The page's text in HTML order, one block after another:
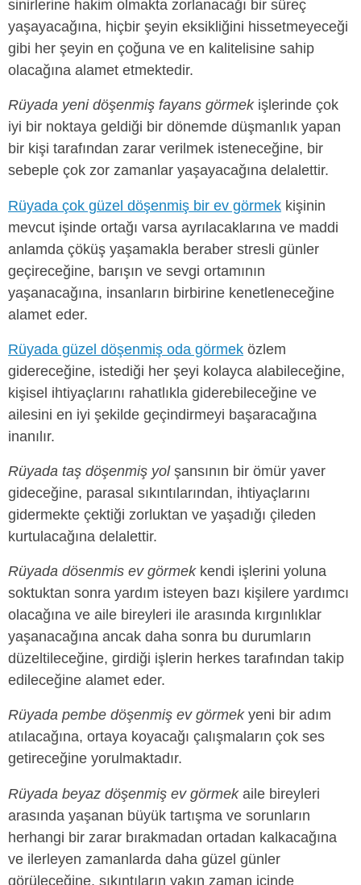
sinirlerine hakim olmakta zorlanacağı bir süreç
yaşayacağına, hiçbir şeyin eksikliğini hissetmeyeceği
gibi her şeyin en çoğuna ve en kalitelisine sahip
olacağına alamet etmektedir.
Rüyada yeni döşenmiş fayans görmekişlerinde çok
iyi bir noktaya geldiği bir dönemde düşmanlık yapan
bir kişi tarafından zarar verilmek isteneceğine, bir
sebeple çok zor zamanlar yaşayacağına delalettir.
Rüyada çok güzel döşenmiş bir ev görmek kişinin
mevcut işinde ortağı varsa ayrılacaklarına ve maddi
anlamda çöküş yaşamakla beraber stresli günler
geçireceğine, barışın ve sevgi ortamının
yaşanacağına, insanların birbirine kenetleneceğine
alamet eder.
Rüyada güzel döşenmiş oda görmek özlem
gidereceğine, istediği her şeyi kolayca alabileceğine,
kişisel ihtiyaçlarını rahatlıkla giderebileceğine ve
ailesini en iyi şekilde geçindirmeyi başaracağına
inanılır.
Rüyada taş döşenmiş yolşansının bir ömür yaver
gideceğine, parasal sıkıntılarından, ihtiyaçlarını
gidermekte çektiği zorluktan ve yaşadığı çileden
kurtulacağına delalettir.
Rüyada dösenmis ev görmekkendi işlerini yoluna
soktuktan sonra yardım isteyen bazı kişilere yardımcı
olacağına ve aile bireyleri ile arasında kırgınlıklar
yaşanacağına ancak daha sonra bu durumların
düzeltileceğine, girdiği işlerin herkes tarafından takip
edileceğine alamet eder.
Rüyada pembe döşenmiş ev görmekyeni bir adım
atılacağına, ortaya koyacağı çalışmaların çok ses
getireceğine yorulmaktadır.
Rüyada beyaz döşenmiş ev görmekaile bireyleri
arasında yaşanan büyük tartışma ve sorunların
herhangi bir zarar bırakmadan ortadan kalkacağına
ve ilerleyen zamanlarda daha güzel günler
görüleceğine, sıkıntıların yakın zaman içinde